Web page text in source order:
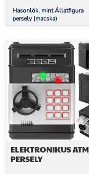
Hasonlók, mint Állatfigura
persely (macska)
ELEKTRONIKUS ATM
PERSELY